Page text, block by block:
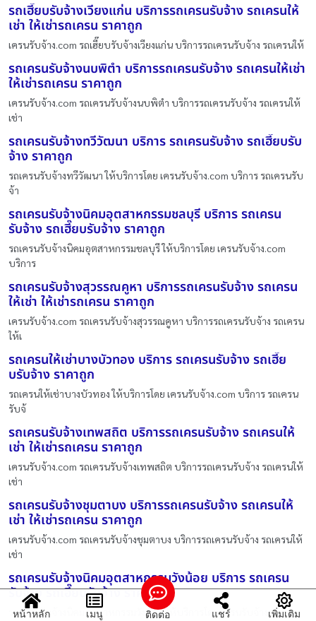
รถเฮี๊ยบรับจ้างเวียงแก่น บริการรถเครนรับจ้าง รถเครนให้
เช่า ให้เช่ารถเครน ราคาถูก
เครนรับจ้าง.com รถเฮี๊ยบรับจ้างเวียงแก่น บริการรถเครนรับจ้าง รถเครนให้
รถเครนรับจ้างนบพิตำ บริการรถเครนรับจ้าง รถเครนให้เช่า
ให้เช่ารถเครน ราคาถูก
เครนรับจ้าง.com รถเครนรับจ้างนบพิตำ บริการรถเครนรับจ้าง รถเครนให้
เช่า
รถเครนรับจ้างทวีวัฒนา บริการ รถเครนรับจ้าง รถเฮี๊ยบรับ
จ้าง ราคาถูก
รถเครนรับจ้างทวีวัฒนา ให้บริการโดย เครนรับจ้าง.com บริการ รถเครนรับ
จ้า
รถเครนรับจ้างนิคมอุตสาหกรรมชลบุรี บริการ รถเครน
รับจ้าง รถเฮี๊ยบรับจ้าง ราคาถูก
รถเครนรับจ้างนิคมอุตสาหกรรมชลบุรี ให้บริการโดย เครนรับจ้าง.com
บริการ
รถเครนรับจ้างสุวรรณคูหา บริการรถเครนรับจ้าง รถเครน
ให้เช่า ให้เช่ารถเครน ราคาถูก
เครนรับจ้าง.com รถเครนรับจ้างสุวรรณคูหา บริการรถเครนรับจ้าง รถเครน
ให้เ
รถเครนให้เช่าบางบัวทอง บริการ รถเครนรับจ้าง รถเฮี๊ย
บรับจ้าง ราคาถูก
รถเครนให้เช่าบางบัวทอง ให้บริการโดย เครนรับจ้าง.com บริการ รถเครน
รับจ้
รถเครนรับจ้างเทพสถิต บริการรถเครนรับจ้าง รถเครนให้
เช่า ให้เช่ารถเครน ราคาถูก
เครนรับจ้าง.com รถเครนรับจ้างเทพสถิต บริการรถเครนรับจ้าง รถเครนให้
เช่า
รถเครนรับจ้างชุมตาบง บริการรถเครนรับจ้าง รถเครนให้
เช่า ให้เช่ารถเครน ราคาถูก
เครนรับจ้าง.com รถเครนรับจ้างชุมตาบง บริการรถเครนรับจ้าง รถเครนให้
เช่า
รถเครนรับจ้างนิคมอุตสาหกรรมวังน้อย บริการ รถเครน
รับจ้าง รถเฮี๊ยบรับจ้าง ราคาถูก
รถเครนรับจ้างนิคมอุตสาหกรรมวังน้อย ให้บริการโดย เครนรับจ้าง.com
หน้าหลัก เมนู ติดต่อ แชร์ เพิ่มเติม